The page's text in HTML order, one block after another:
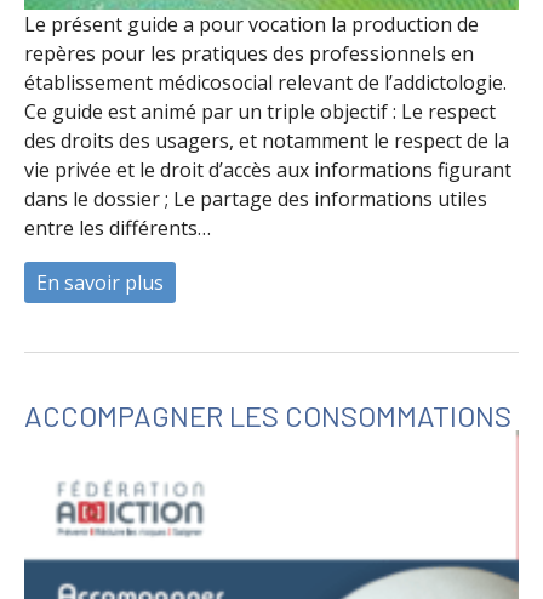
Le présent guide a pour vocation la production de
repères pour les pratiques des professionnels en
établissement médicosocial relevant de l’addictologie.
Ce guide est animé par un triple objectif : Le respect
des droits des usagers, et notamment le respect de la
vie privée et le droit d’accès aux informations figurant
dans le dossier ; Le partage des informations utiles
entre les différents…
En savoir plus
ACCOMPAGNER LES CONSOMMATIONS